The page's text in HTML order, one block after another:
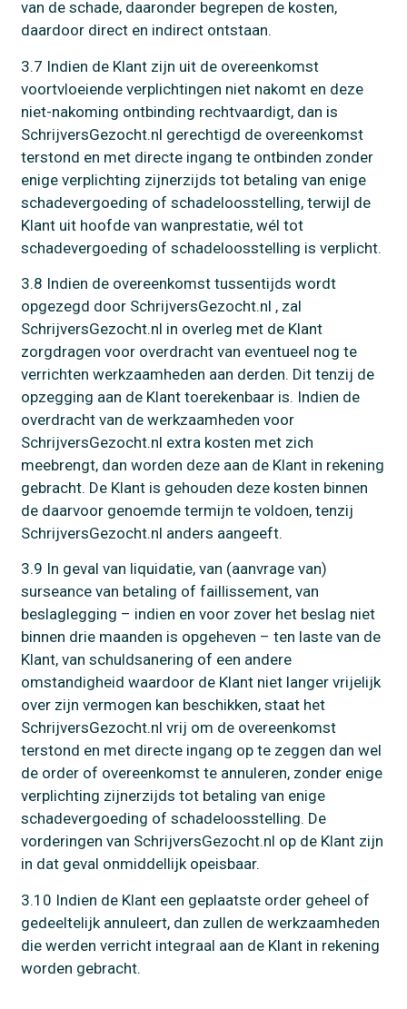
van de schade, daaronder begrepen de kosten,
daardoor direct en indirect ontstaan.
3.7 Indien de Klant zijn uit de overeenkomst
voortvloeiende verplichtingen niet nakomt en deze
niet-nakoming ontbinding rechtvaardigt, dan is
SchrijversGezocht.nl gerechtigd de overeenkomst
terstond en met directe ingang te ontbinden zonder
enige verplichting zijnerzijds tot betaling van enige
schadevergoeding of schadeloosstelling, terwijl de
Klant uit hoofde van wanprestatie, wél tot
schadevergoeding of schadeloosstelling is verplicht.
3.8 Indien de overeenkomst tussentijds wordt
opgezegd door SchrijversGezocht.nl , zal
SchrijversGezocht.nl in overleg met de Klant
zorgdragen voor overdracht van eventueel nog te
verrichten werkzaamheden aan derden. Dit tenzij de
opzegging aan de Klant toerekenbaar is. Indien de
overdracht van de werkzaamheden voor
SchrijversGezocht.nl extra kosten met zich
meebrengt, dan worden deze aan de Klant in rekening
gebracht. De Klant is gehouden deze kosten binnen
de daarvoor genoemde termijn te voldoen, tenzij
SchrijversGezocht.nl anders aangeeft.
3.9 In geval van liquidatie, van (aanvrage van)
surseance van betaling of faillissement, van
beslaglegging – indien en voor zover het beslag niet
binnen drie maanden is opgeheven – ten laste van de
Klant, van schuldsanering of een andere
omstandigheid waardoor de Klant niet langer vrijelijk
over zijn vermogen kan beschikken, staat het
SchrijversGezocht.nl vrij om de overeenkomst
terstond en met directe ingang op te zeggen dan wel
de order of overeenkomst te annuleren, zonder enige
verplichting zijnerzijds tot betaling van enige
schadevergoeding of schadeloosstelling. De
vorderingen van SchrijversGezocht.nl op de Klant zijn
in dat geval onmiddellijk opeisbaar.
3.10 Indien de Klant een geplaatste order geheel of
gedeeltelijk annuleert, dan zullen de werkzaamheden
die werden verricht integraal aan de Klant in rekening
worden gebracht.